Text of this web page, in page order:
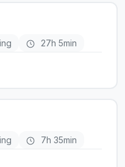
27h 5min
7h 35min